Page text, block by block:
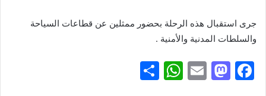
جرى استقبال هذه الرحلة بحضور ممثلين عن قطاعات السياحة
والسلطات المدنية والأمنية .
F
M
E
W